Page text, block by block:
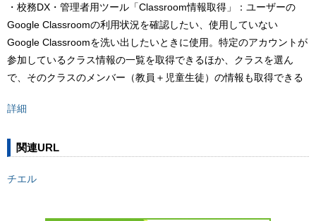
・校務DX・管理者用ツール「Classroom情報取得」：ユーザーの
Google Classroomの利用状況を確認したい、使用していない
Google Classroomを洗い出したいときに使用。特定のアカウントが
参加しているクラス情報の一覧を取得できるほか、クラスを選ん
で、そのクラスのメンバー（教員＋児童生徒）の情報も取得できる
詳細
関連URL
チエル